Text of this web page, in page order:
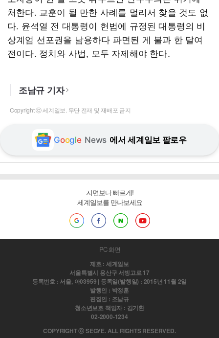
처한다. 교훈이 될 만한 사례를 멀리서 찾을 것도 없
다. 윤석열 전 대통령이 헌법에 규정된 대통령의 비
상계엄 선포권을 남용하다 파면된 게 불과 한 달여
전이다. 정치와 사법, 모두 자제해야 한다.
조남규 기자
Copyright ⓒ 세계일보. 무단 전재 및 재배포 금지
Google News 에서 세계일보 팔로우
지면보다 빠르게!
세계일보를 만나보세요
PC 화면
제호 : 세계일보
서울특별시 용산구 서빙고로 17
등록번호 : 서울, 아03959 | 등록일(발행일) : 2015년 11월 2일
발행인 : 박정훈
편집인 : 조남규
청소년보호 책임자 : 김기환
02-2000-1234
COPYRIGHT ⓒ SEGYE. ALL RIGHTS RESERVED.